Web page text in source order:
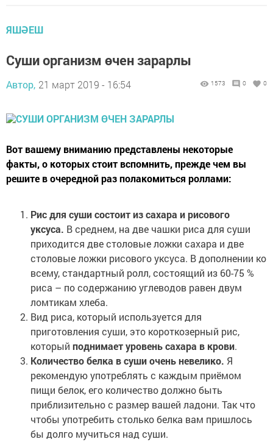
ЯШӘЕШ
Суши организм өчен зарарлы
Автор, 21 март 2019 - 16:54 1573 0 0
Вот вашему вниманию представлены некоторые
факты, о которых стоит вспомнить, прежде чем вы
решите в очередной раз полакомиться роллами:
Рис для суши состоит из сахара и рисового
уксуса. В среднем, на две чашки риса для суши
приходится две столовые ложки сахара и две
столовые ложки рисового уксуса. В дополнении ко
всему, стандартный ролл, состоящий из 60-75 %
риса – по содержанию углеводов равен двум
ломтикам хлеба.
Вид риса, который используется для
приготовления суши, это короткозерный рис,
который поднимает уровень сахара в крови.
Количество белка в суши очень невелико. Я
рекомендую употреблять с каждым приёмом
пищи белок, его количество должно быть
приблизительно с размер вашей ладони. Так что
чтобы употребить столько белка вам пришлось
бы долго мучиться над суши.